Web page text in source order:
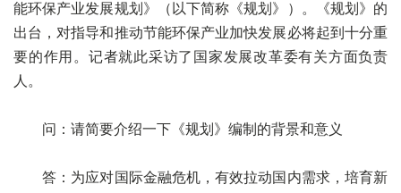
能环保产业发展规划》（以下简称《规划》）。《规划》的
出台，对指导和推动节能环保产业加快发展必将起到十分重
要的作用。记者就此采访了国家发展改革委有关方面负责
人。
问：请简要介绍一下《规划》编制的背景和意义
答：为应对国际金融危机，有效拉动国内需求，培育新